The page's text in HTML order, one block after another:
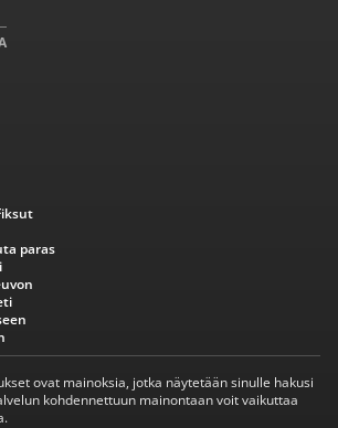
paras
ovat mainoksia, jotka näytetään sinulle hakusi
kohdennettuun mainontaan voit vaikuttaa